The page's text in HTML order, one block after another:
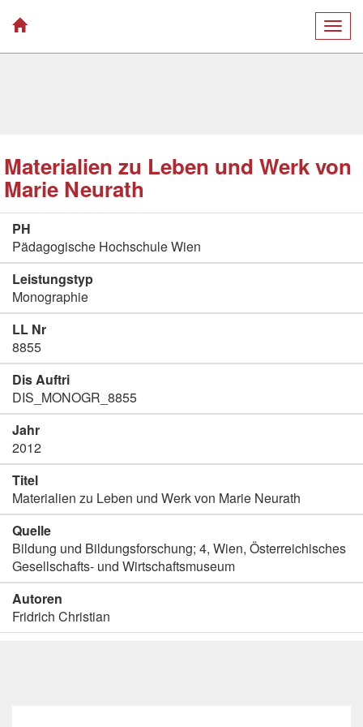
Materialien zu Leben und Werk von
Marie Neurath
PH
Pädagogische Hochschule Wien
Leistungstyp
Monographie
LL Nr
8855
Dis Auftri
DIS_MONOGR_8855
Jahr
2012
Titel
Materialien zu Leben und Werk von Marie Neurath
Quelle
Bildung und Bildungsforschung; 4, Wien, Österreichisches
Gesellschafts- und Wirtschaftsmuseum
Autoren
Fridrich Christian